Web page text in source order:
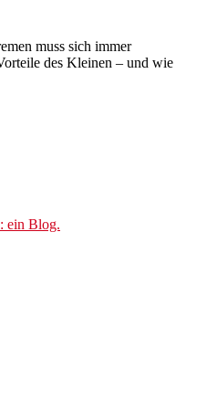
muss sich immer
des Kleinen – und wie
ein Blog.